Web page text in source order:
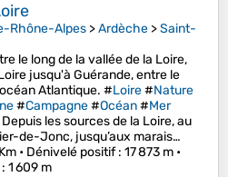
Rhône-Alpes >Ardèche >Saint-
le long de la vallée de la Loire,
jusqu'à Guérande, entre le
Atlantique. #Loire#Nature
#Campagne#Océan#Mer
Depuis les sources de la Loire, au
de-Jonc, jusqu’aux marais…
• Dénivelé positif: 17 873 m •
: 1 609 m